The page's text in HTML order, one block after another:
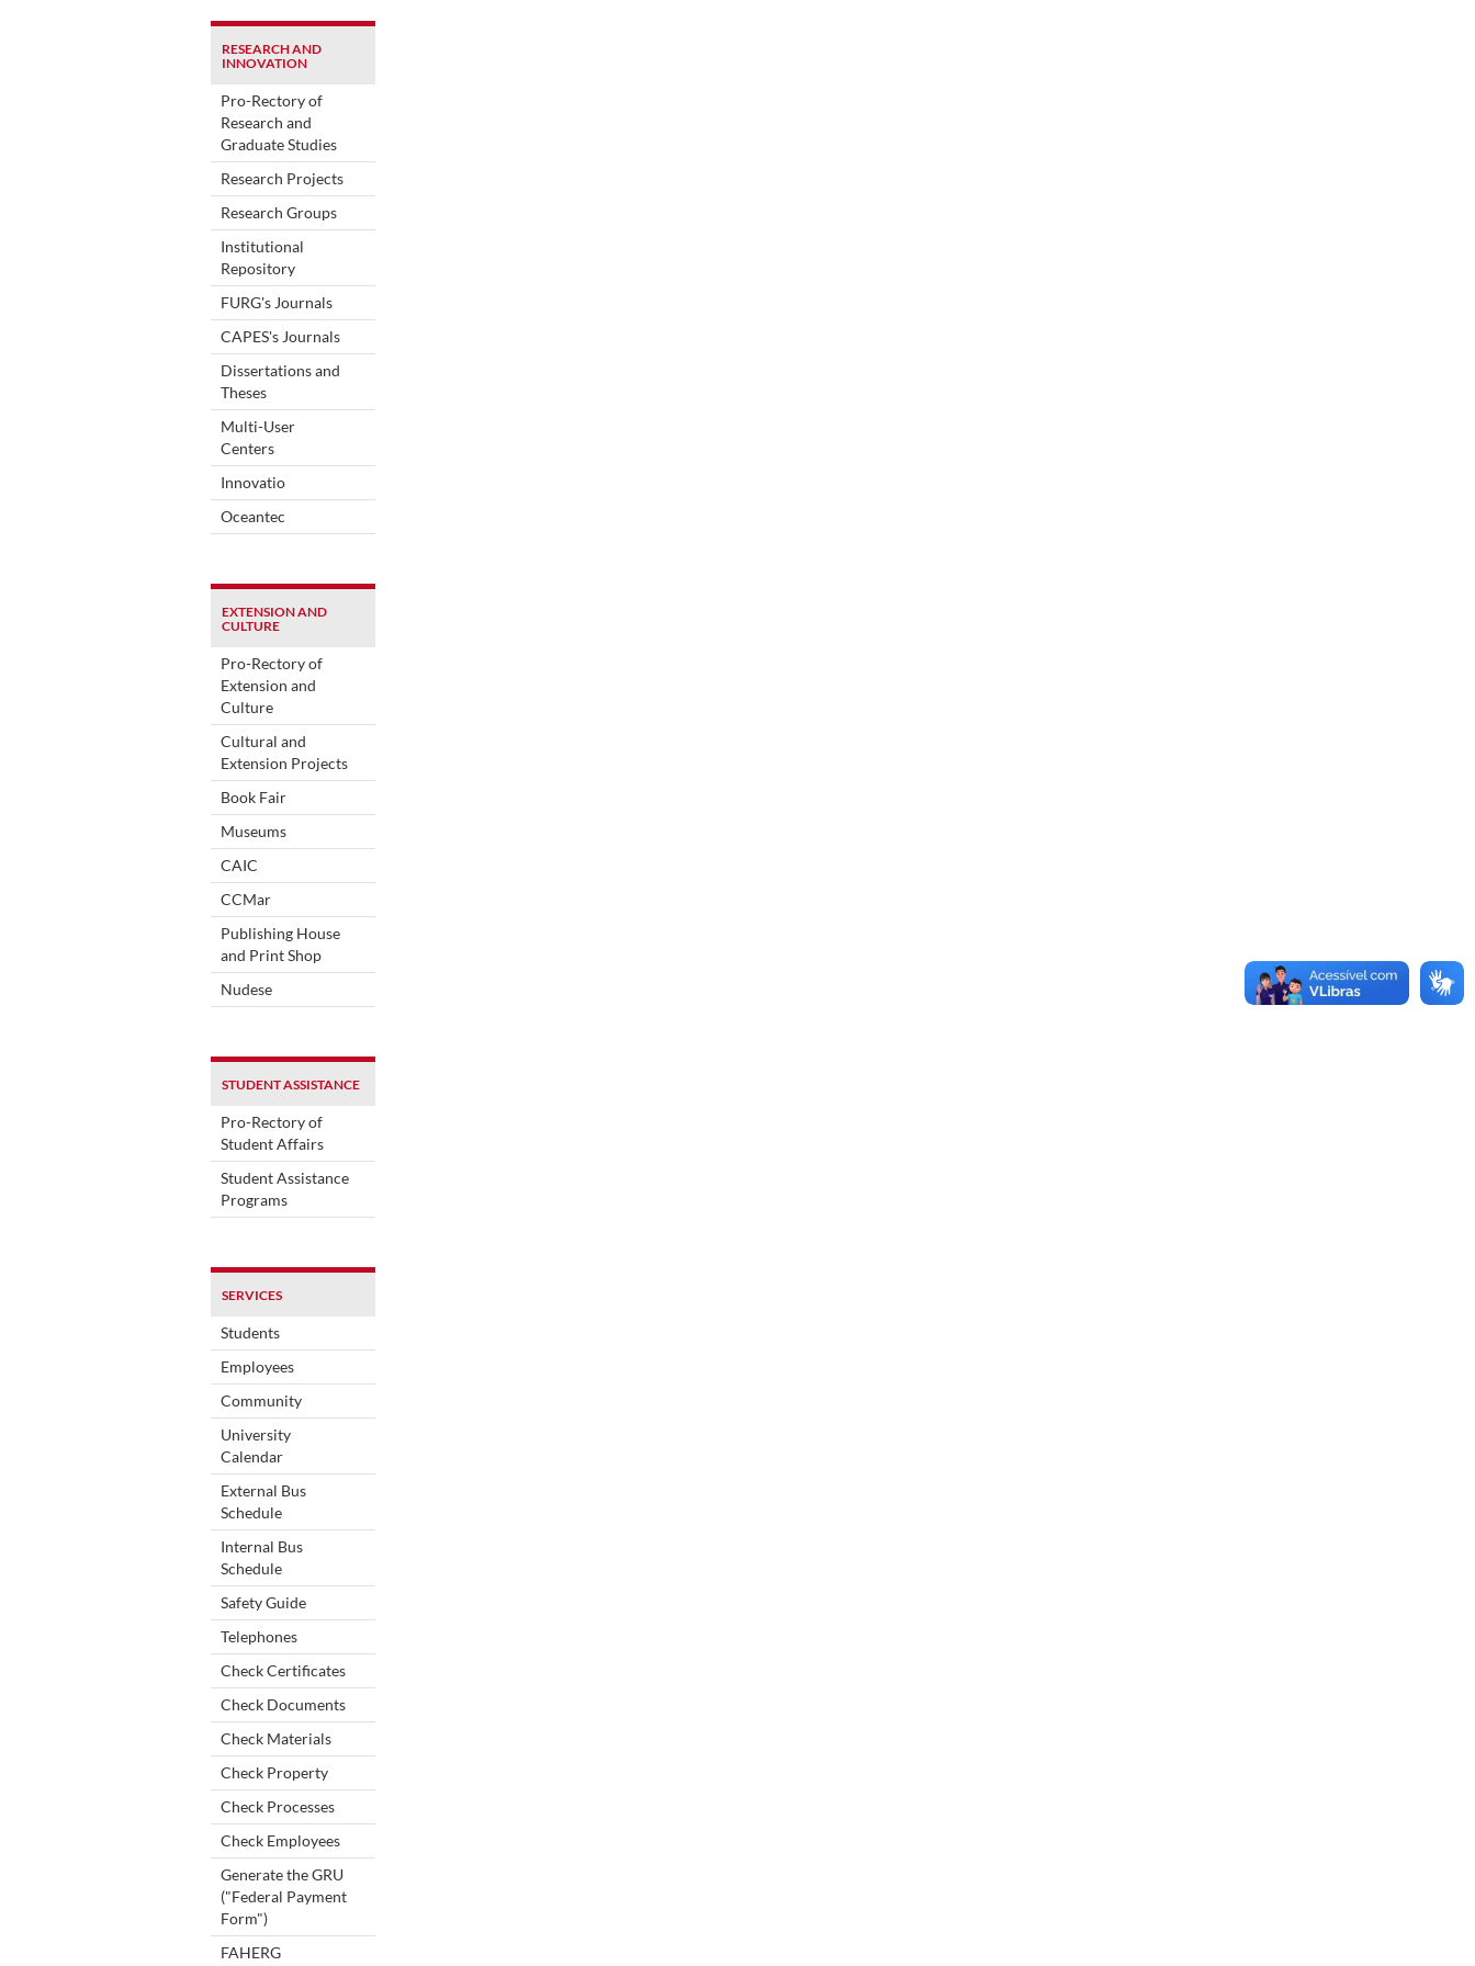
RESEARCH AND
INNOVATION
Pro-Rectory of
Research and
Graduate Studies
Research Projects
Research Groups
Institutional
Repository
FURG's Journals
CAPES's Journals
Dissertations and
Theses
Multi-User
Centers
Innovatio
Oceantec
EXTENSION AND
CULTURE
Pro-Rectory of
Extension and
Culture
Cultural and
Extension Projects
Book Fair
Museums
CAIC
CCMar
Publishing House
and Print Shop
Nudese
STUDENT ASSISTANCE
Pro-Rectory of
Student Affairs
Student Assistance
Programs
SERVICES
Students
Employees
Community
University
Calendar
External Bus
Schedule
Internal Bus
Schedule
Safety Guide
Telephones
Check Certificates
Check Documents
Check Materials
Check Property
Check Processes
Check Employees
Generate the GRU
("Federal Payment
Form")
FAHERG